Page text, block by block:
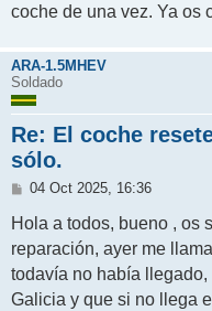
coche de una vez. Ya os
ARA-1.5MHEV
Soldado
Re: El coche
sólo.
M
n
a
j
e
04 Oct 2025, 16:36
Hola a todos, bueno , os
reparación, ayer me
todavía no había
Galicia y que si no llega